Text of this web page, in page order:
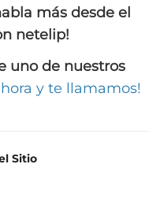
más desde el
netelip!
uno de nuestros
hora y te llamamos!
Sitio